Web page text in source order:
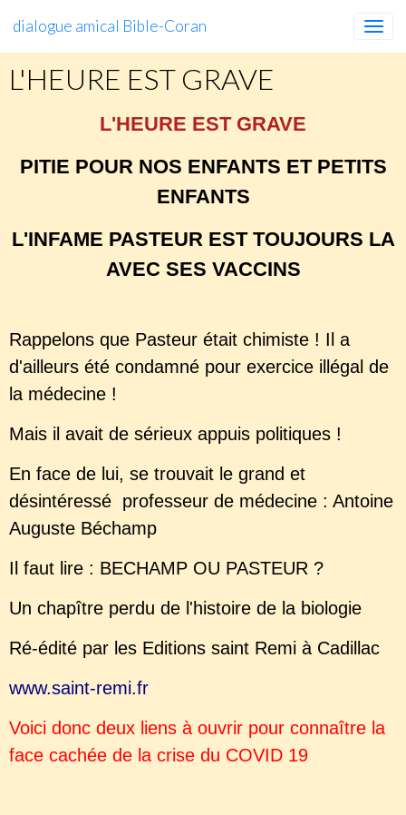
dialogue amical Bible-Coran
L'HEURE EST GRAVE
L'HEURE EST GRAVE
PITIE POUR NOS ENFANTS ET PETITS
ENFANTS
L'INFAME PASTEUR EST TOUJOURS LA
AVEC SES VACCINS
Rappelons que Pasteur était chimiste ! Il a
d'ailleurs été condamné pour exercice illégal de
la médecine !
Mais il avait de sérieux appuis politiques !
En face de lui, se trouvait le grand et
désintéressé professeur de médecine : Antoine
Auguste Béchamp
Il faut lire : BECHAMP OU PASTEUR ?
Un chapître perdu de l'histoire de la biologie
Ré-édité par les Editions saint Remi à Cadillac
www.saint-remi.fr
Voici donc deux liens à ouvrir pour connaître la
face cachée de la crise du COVID 19